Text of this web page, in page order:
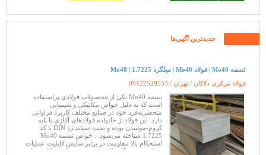
جدیدترین آگهی‌ها
تسمه Mo40 | فولاد Mo40 | میلگرد 1.7225 | Mo40
فولاد مرکزی دلاکان / تهران / 09122529553
تسمه Mo40 یکی از محصولات فولادی پراستفاده
است که به دلیل خواص مکانیکی و شیمیایی
منحصر‌به‌فرد خود در صنایع مختلف کاربرد فراوانی
دارد. این فولاد از خانواده فولادهای آلیاژی با پایه
کروم-مولیبدن بوده و تحت استاندارد DIN با کد
1.7225 شناخته می‌شود. . خواص تسمه Mo40
استحکام بالا مقاومت در برابر سایش قابلیت عملیات
حرارتی چقرمگی بالا مقاومت به حرارت . کاربردهای